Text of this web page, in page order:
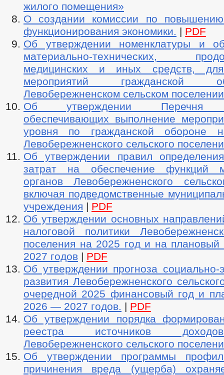
жилого помещения»
О создании комиссии по повышению
функционирования экономики. | PDF
Об утверждении номенклатуры и
материально-технических,
медицинских и иных средств, для
мероприятий гражданской
Левобережненском сельском поселении
Об утверждении Перечня
обеспечивающих выполнение
уровня по гражданской обороне
Левобережненского сельского
Об утверждении правил
затрат на обеспечение функций
органов Левобережненского
включая подведомственные
учреждения | PDF
Об утверждении основных
налоговой политики
поселения на 2025 год и на
2027 годов | PDF
Об утверждении прогноза социально-
развития Левобережненского
очередной 2025 финансовый год и
2026 — 2027 годов. | PDF
Об утверждении порядка
реестра источников
Левобережненского сельского
Об утверждении программы
причинения вреда (ущерба)